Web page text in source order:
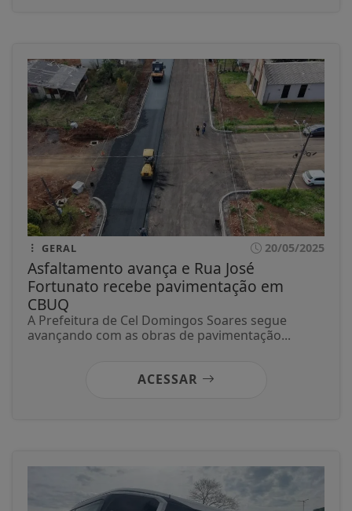
GERAL 20/05/2025
Asfaltamento avança e Rua José
Fortunato recebe pavimentação em
CBUQ
A Prefeitura de Cel Domingos Soares segue
avançando com as obras de pavimentação...
ACESSAR